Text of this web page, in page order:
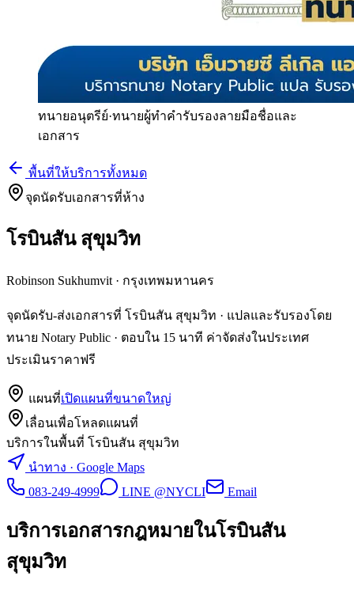
ทนายอนุตรีย์·ทนายผู้ทำคำรับรองลายมือชื่อและ
เอกสาร
พื้นที่ให้บริการทั้งหมด
จุดนัดรับเอกสารที่ห้าง
โรบินสัน สุขุมวิท
Robinson Sukhumvit · กรุงเทพมหานคร
จุดนัดรับ-ส่งเอกสารที่ โรบินสัน สุขุมวิท · แปลและรับรองโดย
ทนาย Notary Public · ตอบใน 15 นาที ค่าจัดส่งในประเทศ
ประเมินราคาฟรี
แผนที่เปิดแผนที่ขนาดใหญ่
เลื่อนเพื่อโหลดแผนที่
บริการในพื้นที่ โรบินสัน สุขุมวิท
นำทาง · Google Maps
083-249-4999
LINE @NYCLI Email
บริการเอกสารกฎหมายในโรบินสัน
สุขุมวิท